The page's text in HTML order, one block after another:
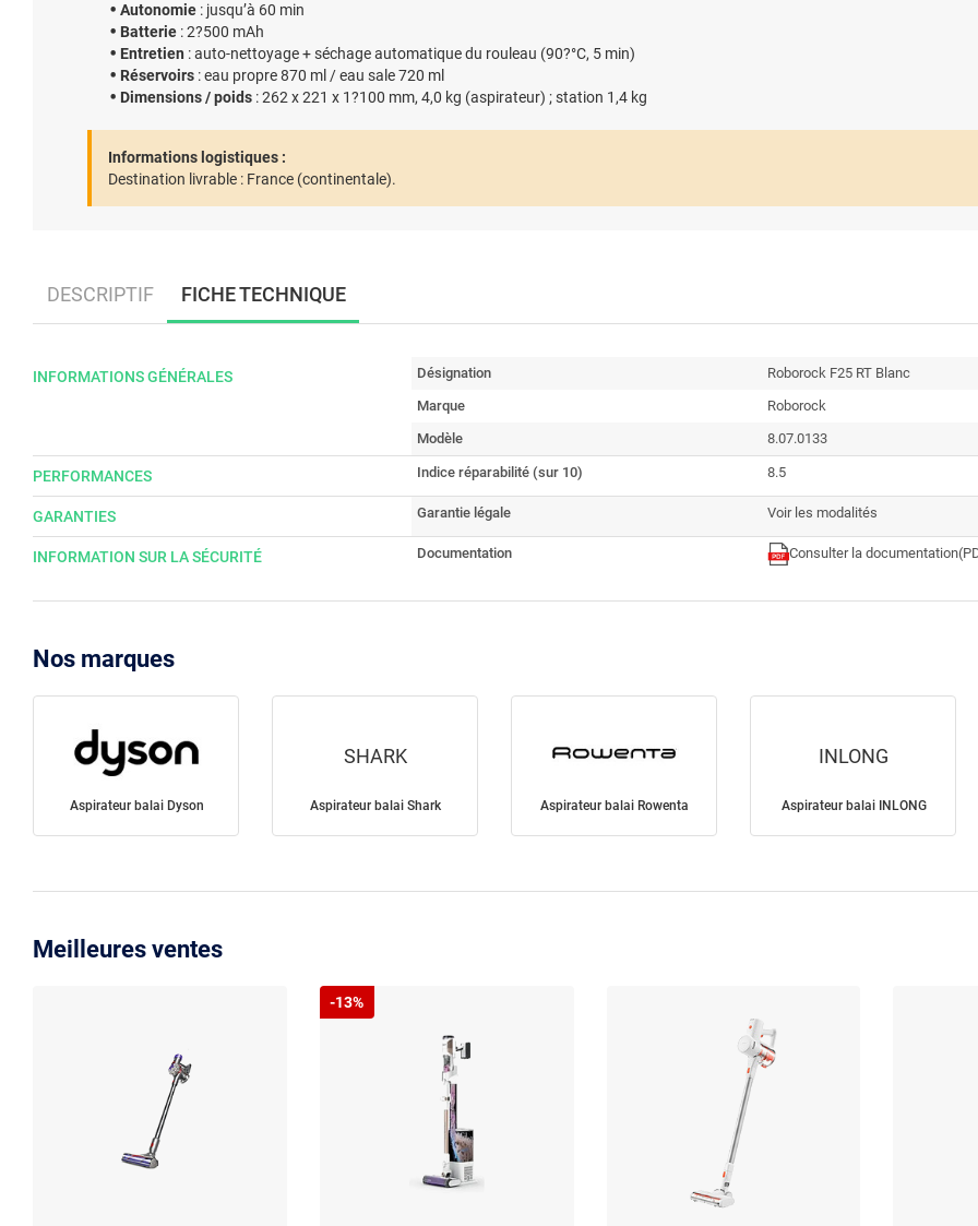
Autonomie : jusqu’à 60 min
Batterie : 2?500 mAh
Entretien : auto-nettoyage + séchage automatique du rouleau (90?°C, 5 min)
Réservoirs : eau propre 870 ml / eau sale 720 ml
Dimensions / poids : 262 x 221 x 1?100 mm, 4,0 kg (aspirateur) ; station 1,4 kg
Informations logistiques :
Destination livrable : France (continentale).
DESCRIPTIF FICHE TECHNIQUE
INFORMATIONS GÉNÉRALES Désignation
Roborock F25 RT Blanc
Marque
Roborock
Modèle
8.07.0133
PERFORMANCES Indice réparabilité (sur 10) 8.5
GARANTIES Garantie légale Voir les modalités
INFORMATION SUR LA SÉCURITÉ Documentation Consulter la documentation
Nos marques
Aspirateur balai Dyson
SHARK
Aspirateur balai Shark Aspirateur balai Rowenta
INLONG
Aspirateur balai INLONG
Meilleures ventes
-13%